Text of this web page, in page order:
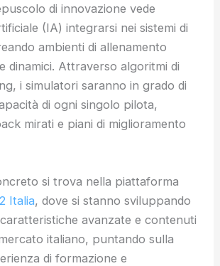
di innovazione vede
(IA) integrarsi nei sistemi di
ambienti di allenamento
dinamici. Attraverso algoritmi di
i simulatori saranno in grado di
di ogni singolo pilota,
mirati e piani di miglioramento
si trova nella piattaforma
Italia, dove si stanno sviluppando
avanzate e contenuti
italiano, puntando sulla
di formazione e